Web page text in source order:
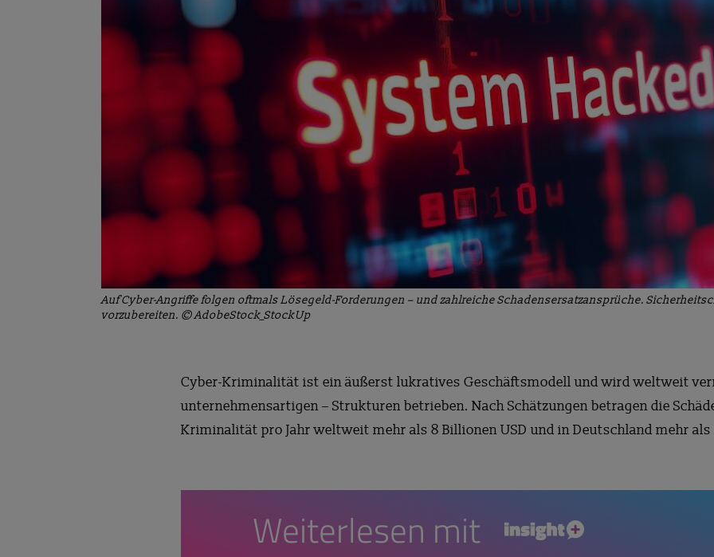
Auf Cyber-Angriffe folgen oftmals Lösegeld-Forderungen – und zahlreiche Schadensersatzansprüche.
vorzubereiten. © AdobeStock_StockUp
Cyber-Kriminalität ist ein äußerst lukratives Geschäftsmodell und wird weltweit
unternehmensartigen – Strukturen betrieben. Nach Schätzungen betragen die
Kriminalität pro Jahr weltweit mehr als 8 Billionen USD und in Deutschland mehr
Weiterlesen mit